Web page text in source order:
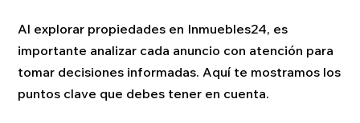
Al explorar propiedades en Inmuebles24, es
importante analizar cada anuncio con atención para
tomar decisiones informadas. Aquí te mostramos los
puntos clave que debes tener en cuenta.